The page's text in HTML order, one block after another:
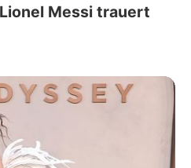
Messi trauert